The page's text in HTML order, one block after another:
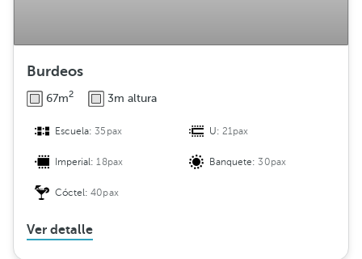
Burdeos
67m2 3m altura
Escuela:35pax U:21pax
Imperial:18pax Banquete:30pax
Cóctel:40pax
Ver detalle